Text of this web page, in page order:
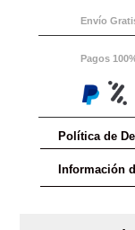
Envío
Pagos
Política de
Información